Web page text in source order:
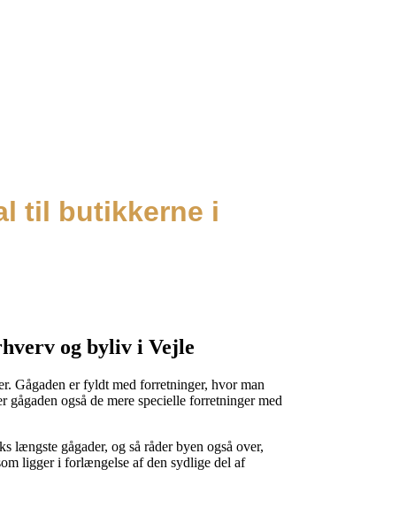
til butikkerne i
og byliv i Vejle
Gågaden er fyldt med forretninger, hvor man
også de mere specielle forretninger med
længste gågader, og så råder byen også over,
ligger i forlængelse af den sydlige del af